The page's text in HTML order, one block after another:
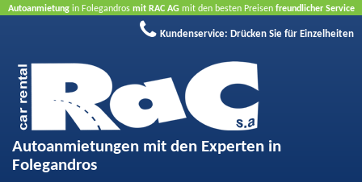
Autoanmietung in Folegandros mit RAC AG mit den besten Preisen freundlicher Service
Buchen Sie jetzt, profitieren Sie von unseren Angeboten
Kundenservice: Drücken Sie für Einzelheiten
Autoanmietungen mit den Experten in
Folegandros